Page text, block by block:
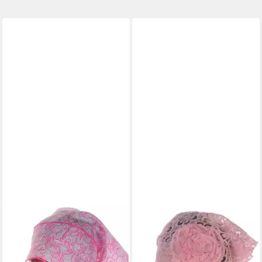
LA BORTINI
Kopftuch Baby und Kinder
Bandana Tuch Sommer Mütze
Dreieckstuch in Rosa, leicht,
LA BORTINI
Kopftuch Baby und Kinder
Kopftuch Dreieckstuch zum
Binden Sommer Mütze,